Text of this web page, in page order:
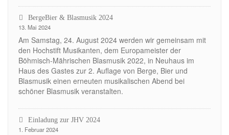
Woche
Berlin
BergeBier & Blasmusik 2024
13. Mai 2024
Am Samstag, 24. August 2024 werden wir gemeinsam mit
den Hochstift Musikanten, dem Europameister der
Böhmisch-Mährischen Blasmusik 2022, in Neuhaus im
Haus des Gastes zur 2. Auflage von Berge, Bier und
Blasmusik einen erneuten musikalischen Abend bei
schöner Blasmusik veranstalten.
Einladung zur JHV 2024
1. Februar 2024